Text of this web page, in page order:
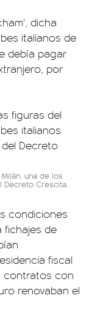
dicha
italianos de
debía pagar
por
una de los
Crescita.
condiciones
fichajes de
fiscal
contratos con
renovaban el